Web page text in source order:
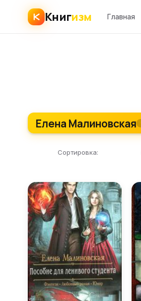
Книгизм Главная
Елена Малиновская
Сортировка: